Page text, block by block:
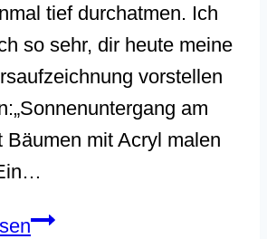
tief durchatmen. Ich
so sehr, dir heute meine
vorstellen
am
Bäumen mit Acryl malen
Neue